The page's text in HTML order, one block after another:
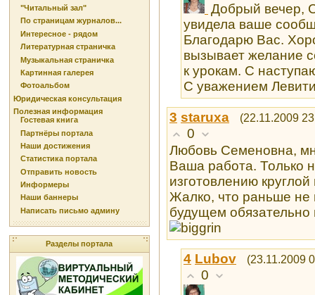
"Читальный зал"
По страницам журналов...
Интересное - рядом
Литературная страничка
Музыкальная страничка
Картинная галерея
Фотоальбом
Юридическая консультация
Полезная информация
Гостевая книга
Партнёры портала
Наши достижения
Статистика портала
Отправить новость
Информеры
Наши баннеры
Написать письмо админу
Разделы портала
Добрый вечер,
увидела ваше
Благодарю Вас.
вызывает желание
к урокам. С
С уважением
3 staruxa (22.11.2009
0
Любовь Семеновна,
Ваша работа. Только
изготовлению
Жалко, что раньше
будущем
4 Lubоv (23.11.2009
0